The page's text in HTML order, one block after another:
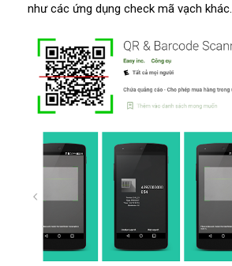
như các ứng dụng check mã vạch khác.